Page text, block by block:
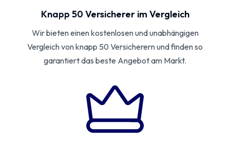
Knapp 50 Versicherer im Vergleich
Wir bieten einen kostenlosen und unabhängigen
Vergleich von knapp 50 Versicherern und finden so
garantiert das beste Angebot am Markt.